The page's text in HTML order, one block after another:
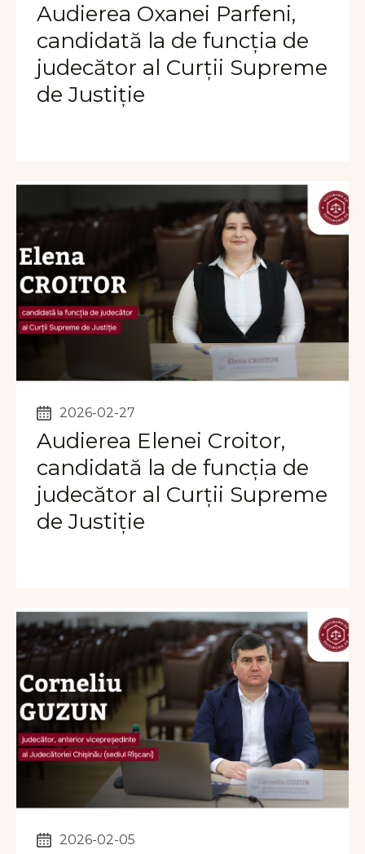
Audierea Oxanei Parfeni,
candidată la de funcția de
judecător al Curții Supreme
de Justiție
2026-02-27
Audierea Elenei Croitor,
candidată la de funcția de
judecător al Curții Supreme
de Justiție
2026-02-05